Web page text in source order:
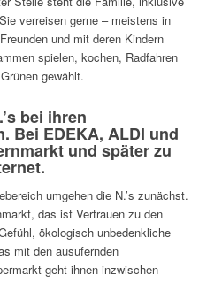
verreisen gerne – meistens in
und mit deren Kindern
spielen, kochen, Radfahren
gewählt.
bei ihren
Bei EDEKA, ALDI und
und später zu
umgehen die N.’s zunächst.
das ist Vertrauen zu den
ökologisch unbedenkliche
mit den ausufernden
geht ihnen inzwischen